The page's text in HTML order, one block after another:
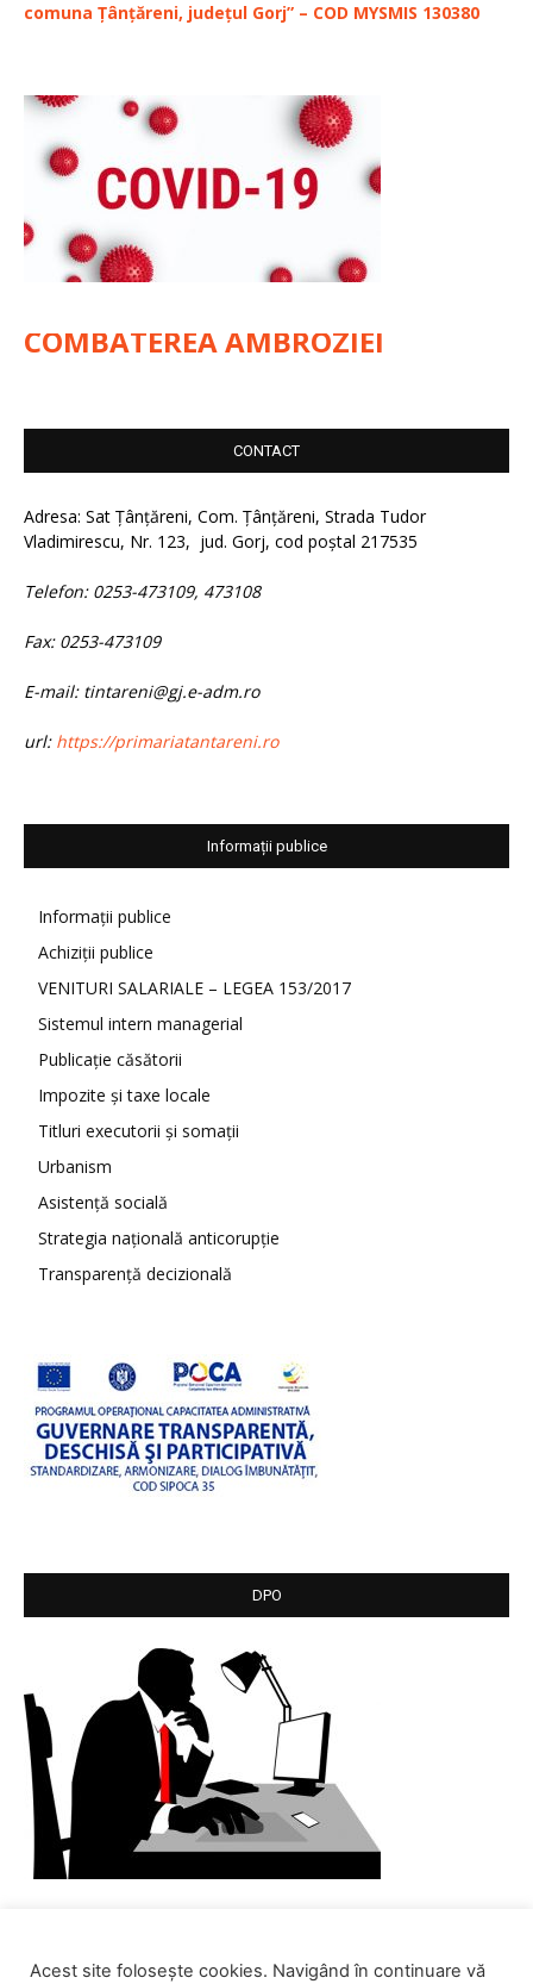
comuna Țânțăreni, județul Gorj” – COD MYSMIS 130380
COMBATEREA AMBROZIEI
CONTACT
Adresa: Sat Țânțăreni, Com. Țânțăreni, Strada Tudor
Vladimirescu, Nr. 123, jud. Gorj, cod poștal 217535
Telefon: 0253-473109, 473108
Fax: 0253-473109
E-mail: tintareni@gj.e-adm.ro
url: https://primariatantareni.ro
Informații publice
Informații publice
Achiziții publice
VENITURI SALARIALE – LEGEA 153/2017
Sistemul intern managerial
Publicație căsătorii
Impozite și taxe locale
Titluri executorii și somații
Urbanism
Asistență socială
Strategia națională anticorupție
Transparență decizională
DPO
Acest site folosește cookies. Navigând în continuare vă